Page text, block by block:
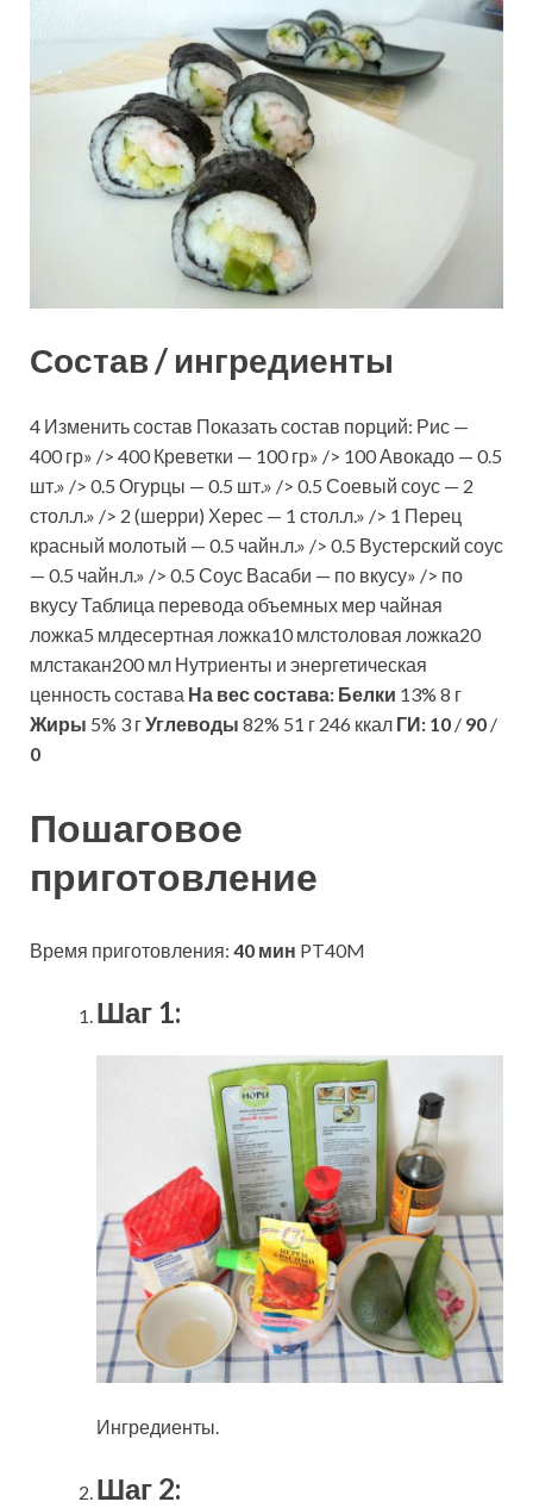
Состав / ингредиенты
4 Изменить состав Показать состав порций: Рис —
400 гр» /> 400 Креветки — 100 гр» /> 100 Авокадо — 0.5
шт.» /> 0.5 Огурцы — 0.5 шт.» /> 0.5 Соевый соус — 2
стол.л.» /> 2 (шерри) Херес — 1 стол.л.» /> 1 Перец
красный молотый — 0.5 чайн.л.» /> 0.5 Вустерский соус
— 0.5 чайн.л.» /> 0.5 Соус Васаби — по вкусу» /> по
вкусу Таблица перевода объемных мер чайная
ложка5 млдесертная ложка10 млстоловая ложка20
млстакан200 мл Нутриенты и энергетическая
ценность состава На вес состава: Белки 13% 8 г
Жиры 5% 3 гУглеводы 82% 51 г 246 ккал ГИ: 10 / 90 /
0
Пошаговое
приготовление
Время приготовления: 40 мин PT40M
Шаг 1:
Ингредиенты.
Шаг 2: